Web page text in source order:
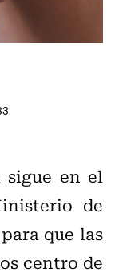
sigue en el
de
que las
centro de